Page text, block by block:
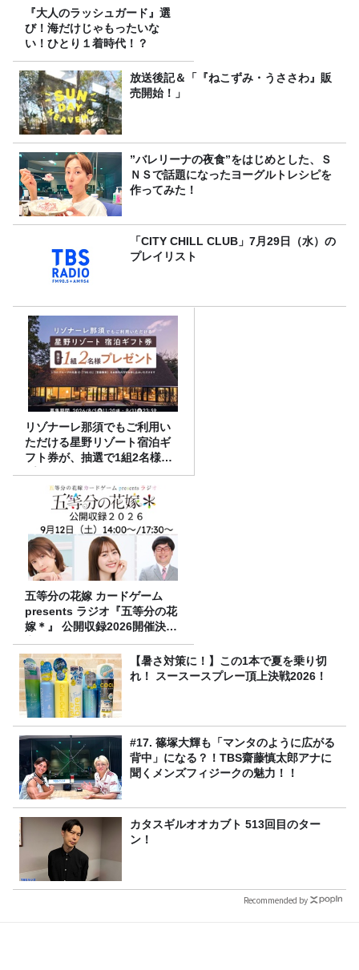
『大人のラッシュガード』選
び！海だけじゃもったいな
い！ひとり１着時代！？
放送後記＆「『ねこずみ・うささわ』販
売開始！」
”バレリーナの夜食”をはじめとした、Ｓ
ＮＳで話題になったヨーグルトレシピを
作ってみた！
「CITY CHILL CLUB」7月29日（水）の
プレイリスト
リゾナーレ那須でもご利用い
ただける星野リゾート宿泊ギ
フト券が、抽選で1組2名様に
プレゼント！
五等分の花嫁 カードゲーム
presents ラジオ『五等分の花
嫁＊』 公開収録2026開催決
定！
【暑さ対策に！】この1本で夏を乗り切
れ！ スースースプレー頂上決戦2026！
#17. 篠塚大輝も「マンタのように広がる
背中」になる？！TBS齋藤慎太郎アナに
聞くメンズフィジークの魅力！！
カタスギルオオカブト 513回目のター
ン！
Recommended by